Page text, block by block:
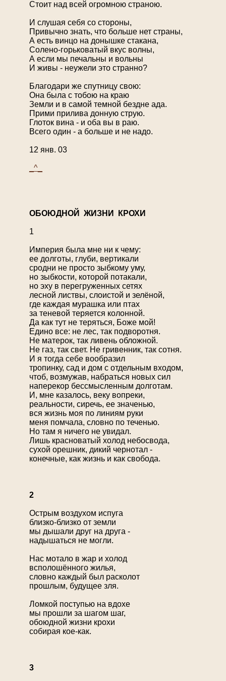
Стоит над всей огромною страною.
И слушая себя со стороны,
Привычно знать, что больше нет страны,
А есть винцо на донышке стакана,
Солено-горьковатый вкус волны,
А если мы печальны и вольны
И живы - неужели это странно?
Благодари же спутницу свою:
Она была с тобою на краю
Земли и в самой темной бездне ада.
Прими прилива донную струю.
Глоток вина - и оба вы в раю.
Всего один - а больше и не надо.
12 янв. 03
_^_
ОБОЮДНОЙ ЖИЗНИ КРОХИ
1
Империя была мне ни к чему:
ее долготы, глуби, вертикали
сродни не просто зыбкому уму,
но зыбкости, которой потакали,
но эху в перегруженных сетях
лесной листвы, слоистой и зелёной,
где каждая мурашка или птах
за теневой теряется колонной.
Да как тут не теряться, Боже мой!
Едино все: не лес, так подворотня.
Не матерок, так ливень обложной.
Не газ, так свет. Не гривенник, так сотня.
И я тогда себе вообразил
тропинку, сад и дом с отдельным входом,
чтоб, возмужав, набраться новых сил
наперекор бессмысленным долготам.
И, мне казалось, веку вопреки,
реальности, сиречь, ее значенью,
вся жизнь моя по линиям руки
меня помчала, словно по теченью.
Но там я ничего не увидал.
Лишь красноватый холод небосвода,
сухой орешник, дикий чернотал -
конечные, как жизнь и как свобода.
2
Острым воздухом испуга
близко-близко от земли
мы дышали друг на друга -
надышаться не могли.
Нас мотало в жар и холод
всполошённого жилья,
словно каждый был расколот
прошлым, будущее зля.
Ломкой поступью на вдохе
мы прошли за шагом шаг,
обоюдной жизни крохи
собирая кое-как.
3